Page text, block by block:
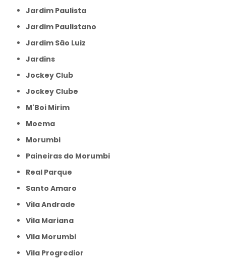
Jardim Paulista
Jardim Paulistano
Jardim São Luiz
Jardins
Jockey Club
Jockey Clube
M'Boi Mirim
Moema
Morumbi
Paineiras do Morumbi
Real Parque
Santo Amaro
Vila Andrade
Vila Mariana
Vila Morumbi
Vila Progredior